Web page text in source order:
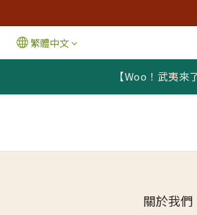
繁體中文
【Woo！武夷
關於我們